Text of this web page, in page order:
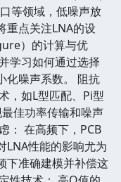
等领域，低噪声放
重点关注LNA的设
）的计算与优
学习如何通过选择
化噪声系数。 阻抗
，如L型匹配、Pi型
佳功率传输和噪声
： 在高频下，PCB
LNA性能的影响尤为
下准确建模并补偿这